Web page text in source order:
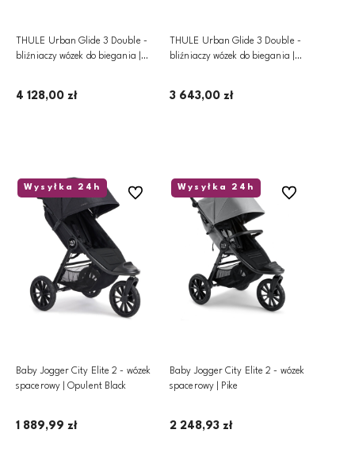
THULE Urban Glide 3 Double -
bliźniaczy wózek do biegania |
4 128,00 zł
THULE Urban Glide 3 Double -
bliźniaczy wózek do biegania |
3 643,00 zł
Wysyłka 24h
Baby Jogger City Elite 2 - wózek
spacerowy | Opulent Black
1 889,99 zł
Do ulubionych
Wysyłka 24h
Baby Jogger City Elite 2 - wózek
spacerowy | Pike
2 248,93 zł
Do ulubionych